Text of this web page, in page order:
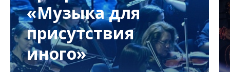
«Музыка для
присутствия
иного»